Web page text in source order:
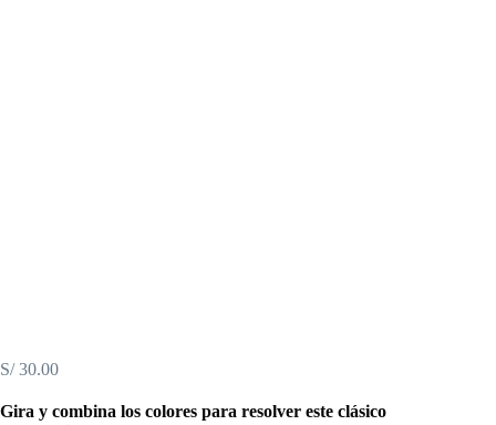
S/30.00
Gira y combina los colores para resolver este clásico